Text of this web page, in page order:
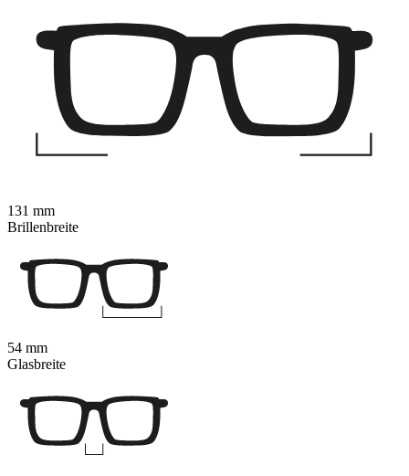
131 mm
Brillenbreite
54 mm
Glasbreite